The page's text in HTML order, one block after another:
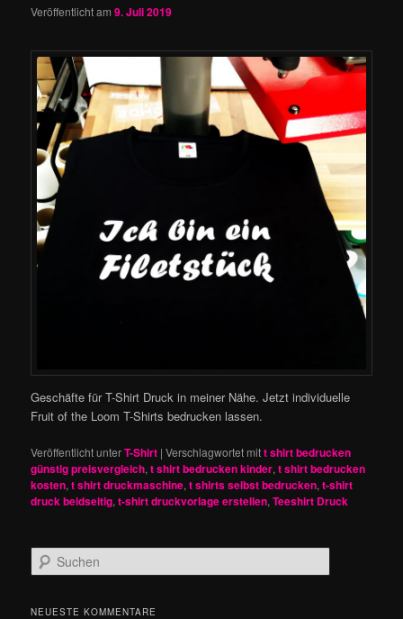
Veröffentlicht am9. Juli 2019
Geschäfte für T-Shirt Druck in meiner Nähe. Jetzt individuelle
Fruit of the Loom T-Shirts bedrucken lassen.
Veröffentlicht unterT-Shirt |Verschlagwortet mitt shirt bedrucken
günstig preisvergleich,t shirt bedrucken kinder,t shirt bedrucken
kosten,t shirt druckmaschine,t shirts selbst bedrucken,t-shirt
druck beidseitig,t-shirt druckvorlage erstellen,Teeshirt Druck
u
h
NEUESTE KOMMENTARE